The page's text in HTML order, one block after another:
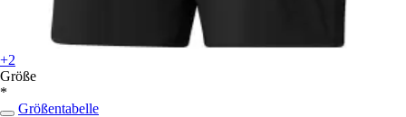
+2
Größe
*
Größentabelle